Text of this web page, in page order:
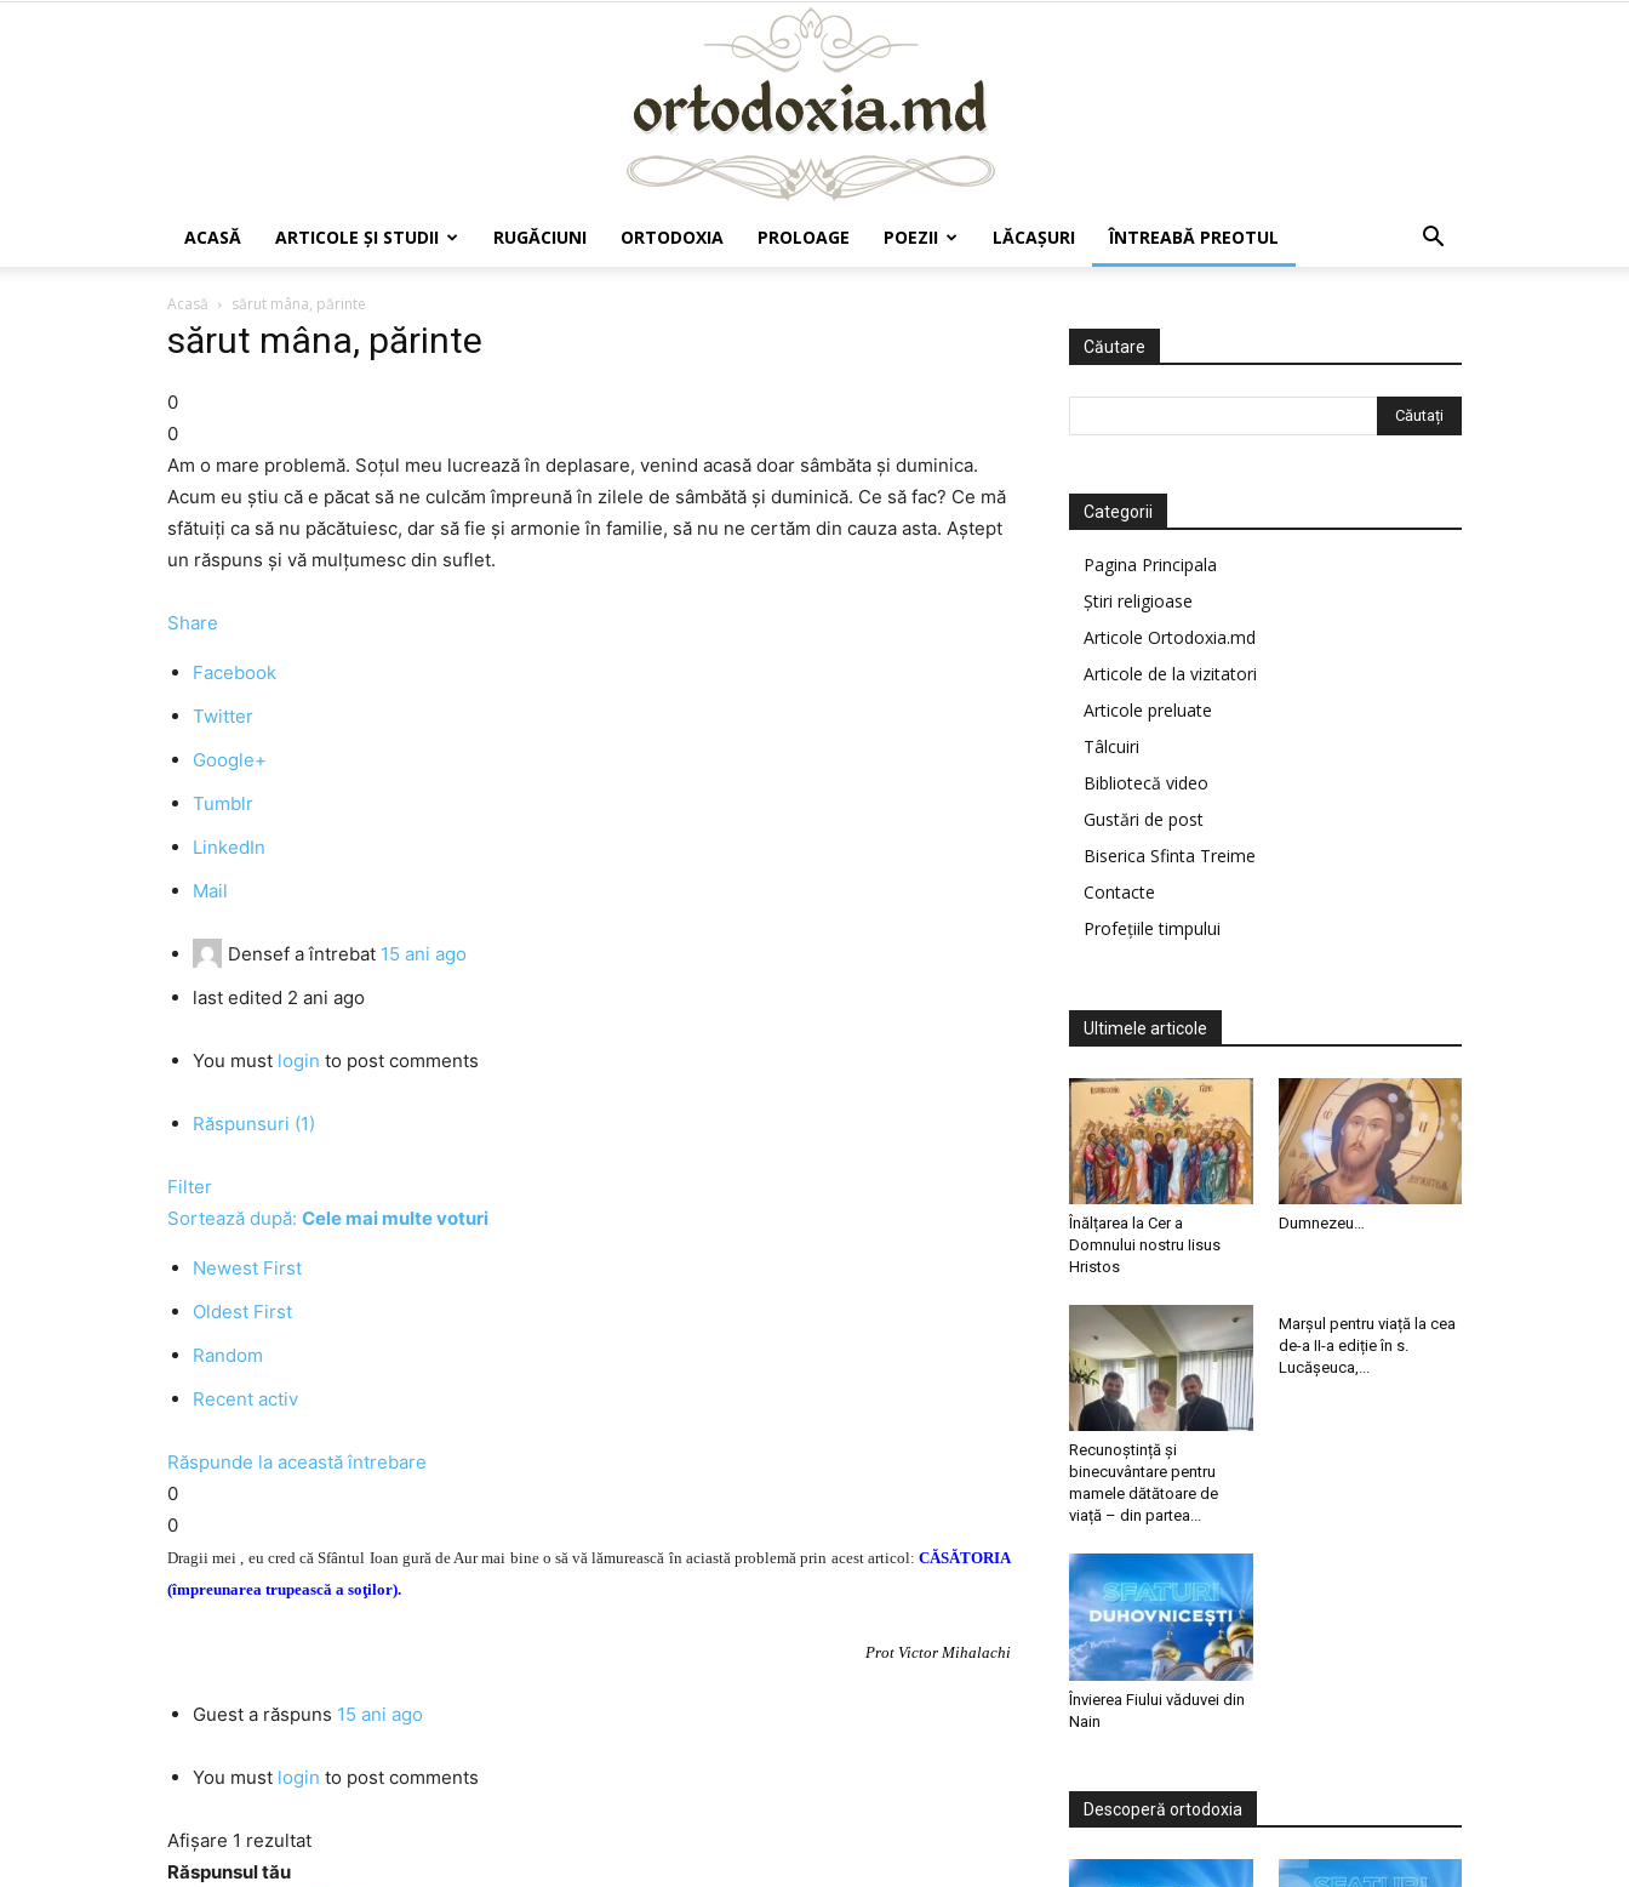
ACASĂ ARTICOLE ŞI STUDII RUGĂCIUNI ORTODOXIA PROLOAGE POEZII LĂCAŞURI ÎNTREABĂ PREOTUL
Acasă sărut mâna, părinte
sărut mâna, părinte
0
0
Am o mare problemă. Soţul meu lucrează în deplasare, venind acasă doar sâmbăta şi duminica.
Acum eu ştiu că e păcat să ne culcăm împreună în zilele de sâmbătă şi duminică. Ce să fac? Ce mă
sfătuiţi ca să nu păcătuiesc, dar să fie şi armonie în familie, să nu ne certăm din cauza asta. Aştept
un răspuns şi vă mulţumesc din suflet.
Share
Facebook
Twitter
Google+
Tumblr
LinkedIn
Mail
Densef a întrebat 15 ani ago
last edited 2 ani ago
You must login to post comments
Răspunsuri (1)
Filter
Sortează după: Cele mai multe voturi
Newest First
Oldest First
Random
Recent activ
Răspunde la această întrebare
0
0
Dragii mei , eu cred că Sfântul Ioan gură de Aur mai bine o să vă lămurească în aciastă problemă prin acest articol: CĂSĂTORIA
(împreunarea trupească a soţilor).
Prot Victor Mihalachi
Guest a răspuns 15 ani ago
You must login to post comments
Afișare 1 rezultat
Răspunsul tău
Căutare
Categorii
Pagina Principala
Știri religioase
Articole Ortodoxia.md
Articole de la vizitatori
Articole preluate
Tâlcuiri
Bibliotecă video
Gustări de post
Biserica Sfinta Treime
Contacte
Profețiile timpului
Ultimele articole
Înălțarea la Cer a
Domnului nostru Iisus
Hristos
Dumnezeu…
Recunoștință și
binecuvântare pentru
mamele dătătoare de
viață – din partea...
Marșul pentru viață la cea
de-a II-a ediție în s.
Lucășeuca,...
Învierea Fiului văduvei din
Nain
Descoperă ortodoxia